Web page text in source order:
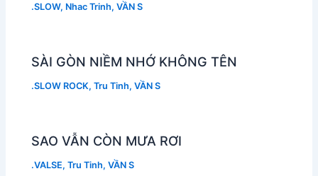
.SLOW, Nhac Trinh,VẦN S
SÀI GÒN NIỀM NHỚ KHÔNG TÊN
.SLOW ROCK,Tru Tinh,VẦN S
SAO VẪN CÒN MƯA RƠI
.VALSE,Tru Tinh,VẦN S